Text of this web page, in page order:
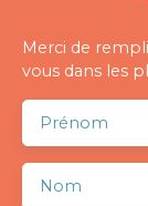
Merci de
vous dans les
Prénom
Nom